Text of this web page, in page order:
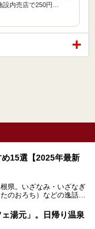
設内売店で250円…
15選【2025年最新
県。いざなみ・いざなぎ
のおろち）などの逸話が
空港」への直行便なら、
着できるアクセスも魅力
湯元」。日帰り温泉